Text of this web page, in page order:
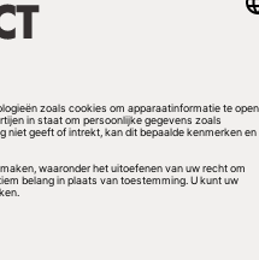
Bloomberg een
een Java Virtual
Blackberry Tablet
Daardoor zouden